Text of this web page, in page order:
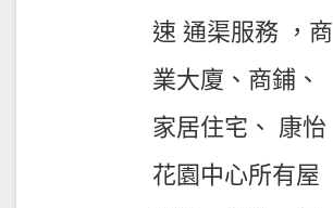
速 通渠服務 ，商
業大廈、商鋪、
家居住宅、 康怡
花園中心所有屋